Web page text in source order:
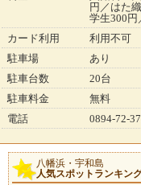
円／はた
学生300円
カード利用
利用不可
駐車場
あり
駐車台数
20台
駐車料金
無料
電話
0894-72-
八幡浜・宇和島
人気スポットランキン